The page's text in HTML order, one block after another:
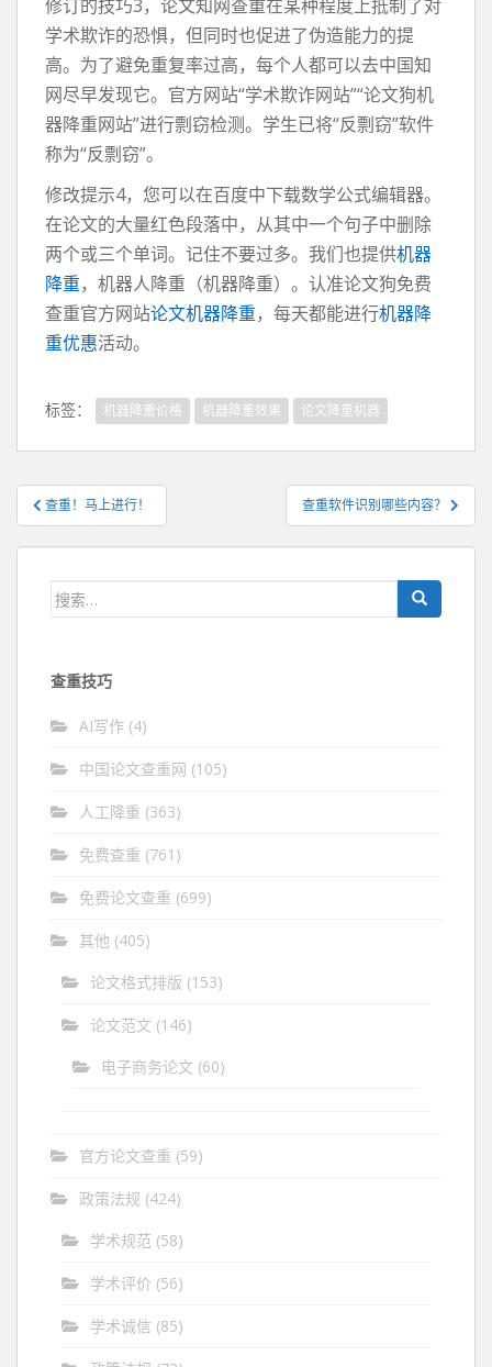
修订的技巧3，论文知网查重在某种程度上抵制了对
学术欺诈的恐惧，但同时也促进了伪造能力的提
高。为了避免重复率过高，每个人都可以去中国知
网尽早发现它。官方网站“学术欺诈网站”“论文狗机
器降重网站”进行剽窃检测。学生已将“反剽窃”软件
称为“反剽窃”。
修改提示4，您可以在百度中下载数学公式编辑器。
在论文的大量红色段落中，从其中一个句子中删除
两个或三个单词。记住不要过多。我们也提供机器
降重，机器人降重（机器降重）。认准论文狗免费
查重官方网站论文机器降重，每天都能进行机器降
重优惠活动。
标签： 机器降重价格 机器降重效果 论文降重机器
文
章
导
查重！马上进行！ 查重软件识别哪些内容？
搜
查重技巧
AI写作 (4)
中国论文查重网 (105)
人工降重 (363)
免费查重 (761)
免费论文查重 (699)
其他 (405)
论文格式排版 (153)
论文范文 (146)
电子商务论文 (60)
官方论文查重 (59)
政策法规 (424)
学术规范 (58)
学术评价 (56)
学术诚信 (85)